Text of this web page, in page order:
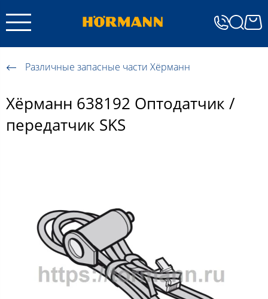
Различные запасные части Хёрманн
Хёрманн 638192 Оптодатчик /
передатчик SKS